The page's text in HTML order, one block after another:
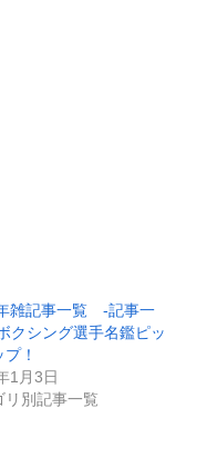
雑記事一覧 -記事一
シング選手名鑑ピッ
！
1月3日
リ別記事一覧